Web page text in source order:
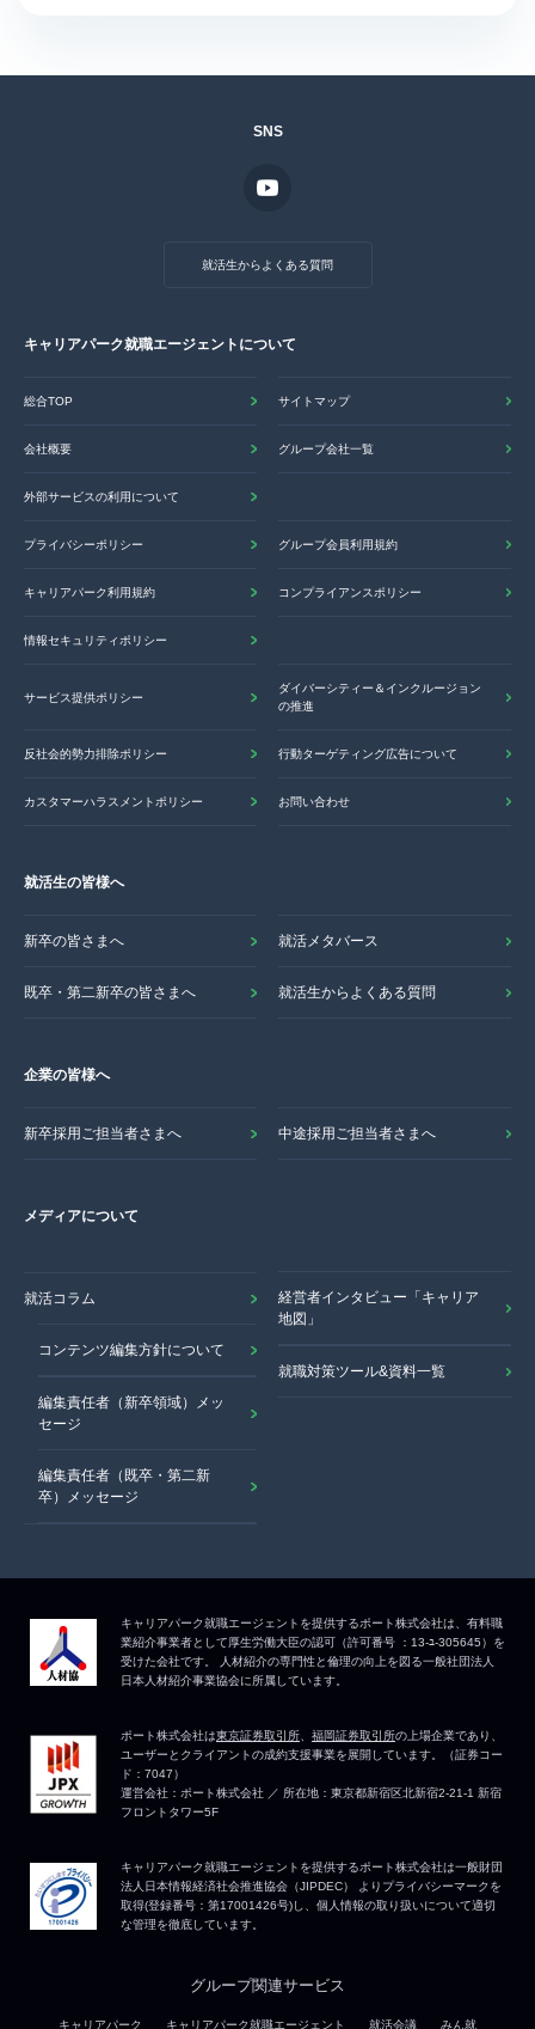
SNS
就活生からよくある質問
キャリアパーク就職エージェントについて
総合TOP サイトマップ
会社概要 グループ会社一覧
外部サービスの利用について
プライバシーポリシー グループ会員利用規約
キャリアパーク利用規約 コンプライアンスポリシー
情報セキュリティポリシー
サービス提供ポリシー
ダイバーシティー＆インクルージョン
の推進
反社会的勢力排除ポリシー 行動ターゲティング広告について
カスタマーハラスメントポリシー お問い合わせ
就活生の皆様へ
新卒の皆さまへ 就活メタバース
既卒・第二新卒の皆さまへ 就活生からよくある質問
企業の皆様へ
新卒採用ご担当者さまへ 中途採用ご担当者さまへ
メディアについて
就活コラム
コンテンツ編集方針について
編集責任者（新卒領域）メッ
セージ
編集責任者（既卒・第二新
卒）メッセージ
経営者インタビュー「キャリア
地図」
就職対策ツール&資料一覧